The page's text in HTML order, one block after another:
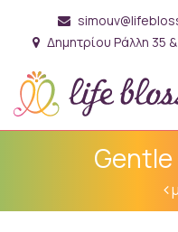
Δημητρίου Ράλλη
Gentle